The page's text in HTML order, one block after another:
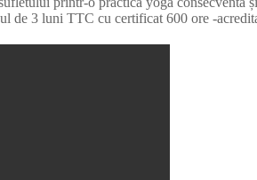
de 3 luni TTC cu certificat 600 ore -